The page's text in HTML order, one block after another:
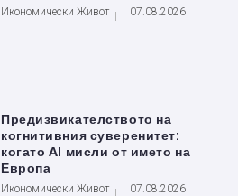
Икономически Живот 07.08.2026
Предизвикателството на
когнитивния суверенитет:
когато AI мисли от името на
Европа
Икономически Живот 07.08.2026